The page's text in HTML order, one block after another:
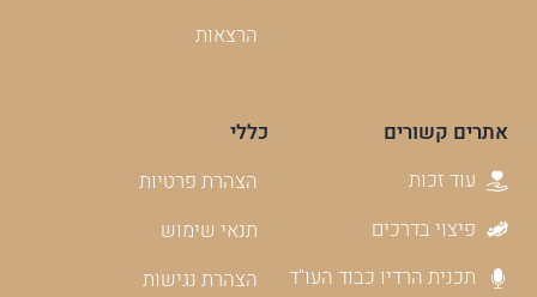
הרצאות
אתרים קשורים
עוד זכות
פיצוי בדרכים
תכנית הרדיו כבוד העו"ד
כללי
הצהרת פרטיות
תנאי שימוש
הצהרת נגישות